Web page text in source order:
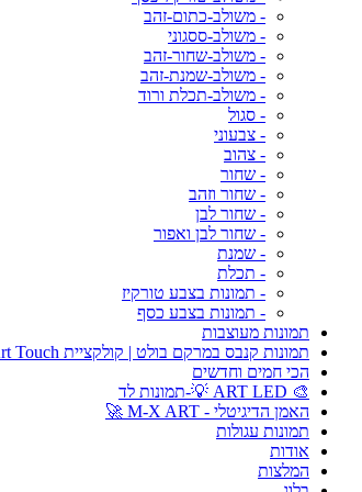
- משולב-כתום-זהב
- משולב-ססגוני
- משולב-שחור-זהב
- משולב-שמנת-זהב
- משולב-תכלת ורוד
- סגול
- צבעוני
- צהוב
- שחור
- שחור וזהב
- שחור לבן
- שחור לבן ואפור
- שמנת
- תכלת
- תמונות בצבע טורקיז
- תמונות בצבע כסף
תמונות מעוצבות
תמונות קנבס במרקם בולט | קולקציית Art Touch
הכי חמים וחדשים
🎨 ART LED 💡-תמונות לד
האמן הדיגיטלי - M-X ART 🚀
תמונות עגולות
אודות
המלצות